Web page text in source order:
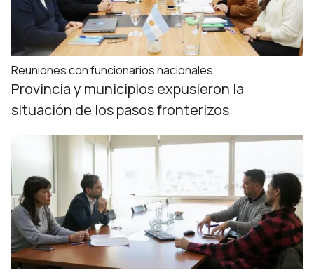
Reuniones con funcionarios nacionales
Provincia y municipios expusieron la
situación de los pasos fronterizos